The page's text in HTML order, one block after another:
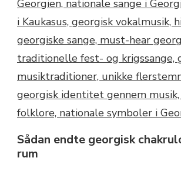
Sådan endte georgisk
rum